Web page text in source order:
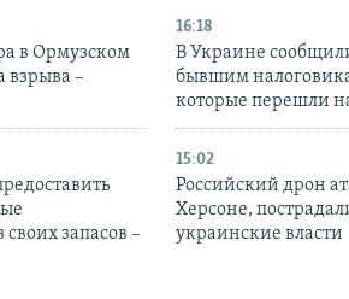
в Ормузском
взрыва –
16:18
В Украине
бывшим
которые перешли
запасов –
15:02
Российский дрон
Херсоне,
украинские власти